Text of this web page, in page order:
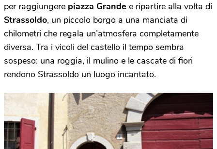
per raggiungere piazza Grande e ripartire alla volta di
Strassoldo, un piccolo borgo a una manciata di
chilometri che regala un’atmosfera completamente
diversa. Tra i vicoli del castello il tempo sembra
sospeso: una roggia, il mulino e le cascate di fiori
rendono Strassoldo un luogo incantato.